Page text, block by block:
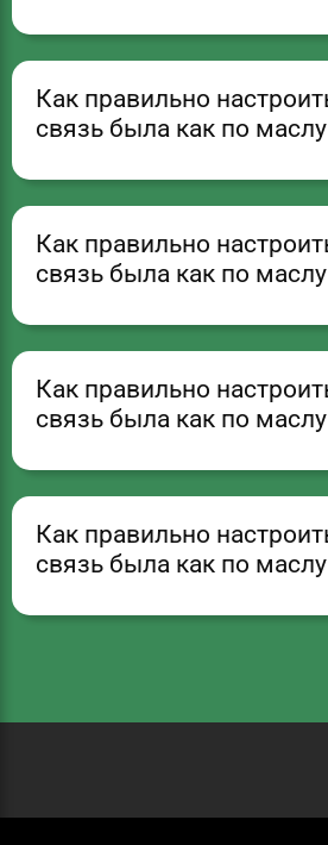
Как правильно
связь была как по маслу
Как правильно
связь была как по маслу
Как правильно
связь была как по маслу
Как правильно
связь была как по маслу